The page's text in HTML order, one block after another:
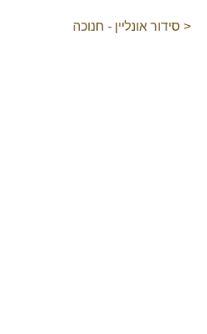
< סידור אונליין - חנוכה